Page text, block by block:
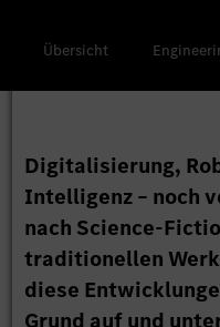
Übersicht
Digitalisierung,
Intelligenz – noch
nach Science-
traditionellen
diese